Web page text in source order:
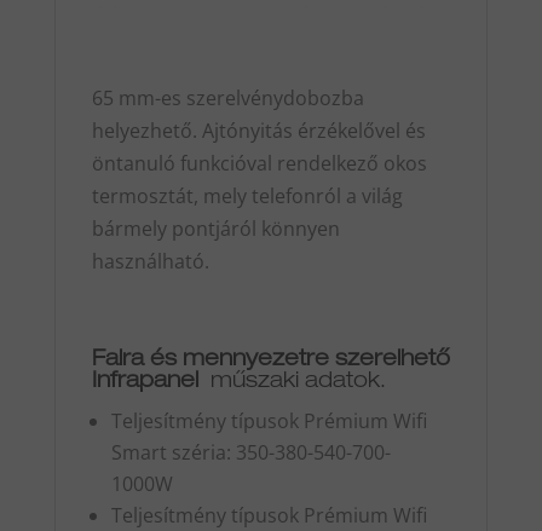
65 mm-es szerelvénydobozba
helyezhető. Ajtónyitás érzékelővel és
öntanuló funkcióval rendelkező okos
termosztát, mely telefonról a világ
bármely pontjáról könnyen
használható.
Falra és mennyezetre szerelhető
Infrapanel
műszaki adatok.
Teljesítmény típusok Prémium Wifi
Smart széria: 350-380-540-700-
1000W
Teljesítmény típusok Prémium Wifi